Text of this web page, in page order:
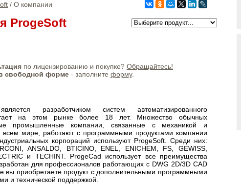
/ О компании
ProgeSoft
по лицензированию и покупке? Обращайтесь!
свободной форме - заполните форму.
разработчиком систем автоматизированного
на этом рынке более 18 лет. Множество обычных
промышленные компании, связанные с механикой и
всем мире, работают с программными продуктами компании
корпораций используют ProgeSoft. Среди них:
ANSALDO, BTICINO, ENEL, ENICHEM, FS, GEWISS,
и TECHINT. ProgeCad использует все преимущества
для профессионалов работающих с DWG 2D/3D CAD
вы приобретаете продукт с дополнительными программными
и технической поддержкой.